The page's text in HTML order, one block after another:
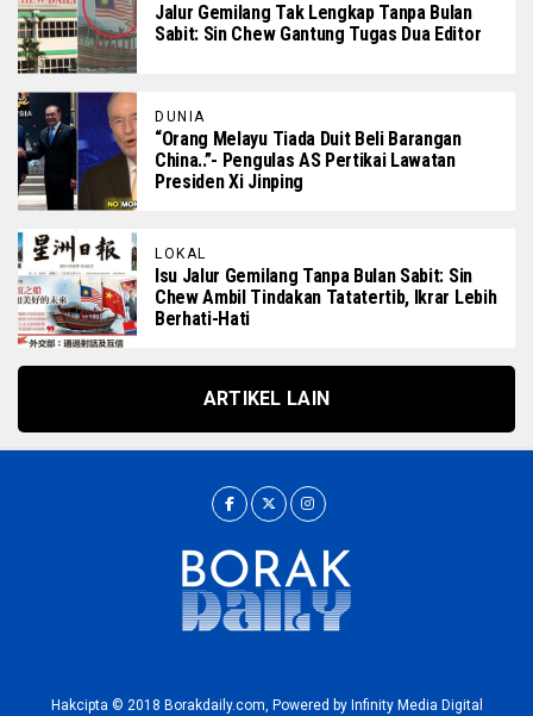
Jalur Gemilang Tak Lengkap Tanpa Bulan
Sabit: Sin Chew Gantung Tugas Dua Editor
DUNIA
“Orang Melayu Tiada Duit Beli Barangan
China..”- Pengulas AS Pertikai Lawatan
Presiden Xi Jinping
LOKAL
Isu Jalur Gemilang Tanpa Bulan Sabit: Sin
Chew Ambil Tindakan Tatatertib, Ikrar Lebih
Berhati-Hati
ARTIKEL LAIN
Hakcipta © 2018 Borakdaily.com, Powered by Infinity Media Digital